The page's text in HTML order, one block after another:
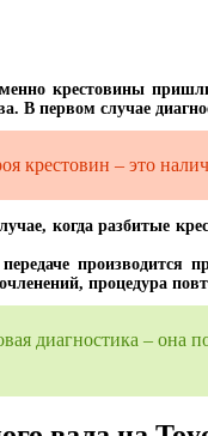
крестовины
В первом случае
крестовин – это
когда разбитые
производится
процедура
диагностика –